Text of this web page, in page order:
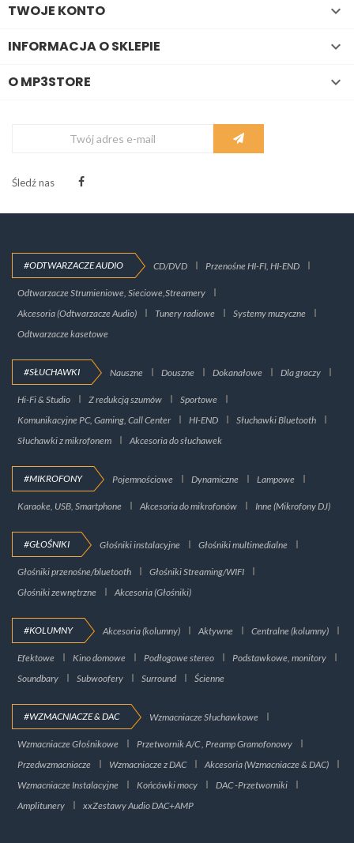
TWOJE KONTO 
INFORMACJA O SKLEPIE 
O MP3STORE 
Śledź nas
#ODTWARZACZE AUDIO CD/DVD Przenośne HI-FI, HI-END
Odtwarzacze Strumieniowe, Sieciowe,Streamery
Akcesoria (Odtwarzacze Audio)
Tunery radiowe
Systemy muzyczne
Odtwarzacze kasetowe
#SŁUCHAWKI Nauszne Douszne Dokanałowe Dla graczy
Hi-Fi & Studio Z redukcją szumów
Sportowe
Komunikacyjne PC, Gaming, Call Center
HI-END
Słuchawki Bluetooth
Słuchawki z mikrofonem
Akcesoria do słuchawek
#MIKROFONY Pojemnościowe Dynamiczne Lampowe
Karaoke, USB, Smartphone Akcesoria do mikrofonów Inne (Mikrofony DJ)
#GŁOŚNIKI Głośniki instalacyjne Głośniki multimedialne
Głośniki przenośne/bluetooth
Głośniki Streaming/WIFI
Głośniki zewnętrzne
Akcesoria (Głośniki)
#KOLUMNY Akcesoria (kolumny) Aktywne Centralne (kolumny)
Efektowe Kino domowe Podłogowe stereo
Podstawkowe, monitory
Soundbary
Subwoofery Surround Ścienne
#WZMACNIACZE & DAC Wzmacniacze Słuchawkowe
Wzmacniacze Głośnikowe
Przetwornik A/C , Preamp Gramofonowy
Przedwzmacniacze
Wzmacniacze z DAC
Akcesoria (Wzmacniacze & DAC)
Wzmacniacze Instalacyjne
Końcówki mocy
DAC -Przetworniki
Amplitunery
xxZestawy Audio DAC+AMP